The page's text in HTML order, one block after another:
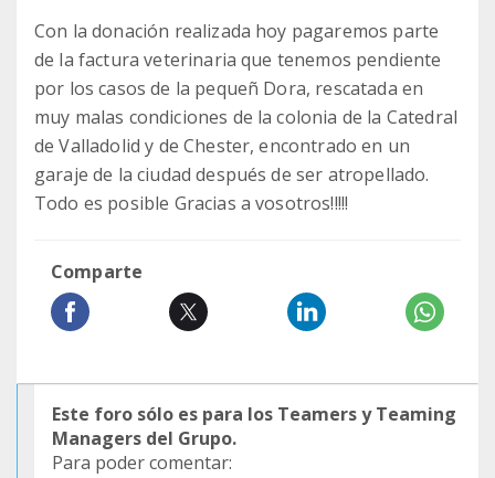
Con la donación realizada hoy pagaremos parte
de la factura veterinaria que tenemos pendiente
por los casos de la pequeñ Dora, rescatada en
muy malas condiciones de la colonia de la Catedral
de Valladolid y de Chester, encontrado en un
garaje de la ciudad después de ser atropellado.
Todo es posible Gracias a vosotros!!!!!
Comparte
Este foro sólo es para los Teamers y Teaming
Managers del Grupo.
Para poder comentar: